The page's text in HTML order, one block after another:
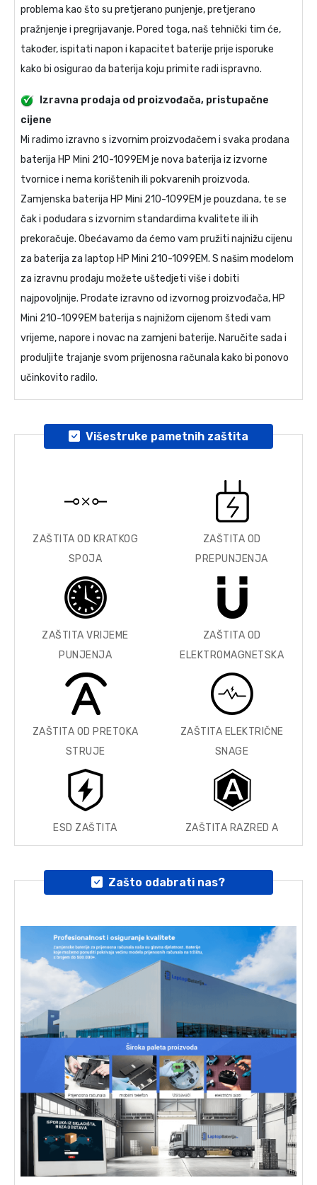
problema kao što su pretjerano punjenje, pretjerano
pražnjenje i pregrijavanje. Pored toga, naš tehnički tim će,
također, ispitati napon i kapacitet baterije prije isporuke
kako bi osigurao da baterija koju primite radi ispravno.
Izravna prodaja od proizvođača, pristupačne
cijene
Mi radimo izravno s izvornim proizvođačem i svaka prodana
baterija HP Mini 210-1099EM je nova baterija iz izvorne
tvornice i nema korištenih ili pokvarenih proizvoda.
Zamjenska baterija HP Mini 210-1099EM je pouzdana, te se
čak i podudara s izvornim standardima kvalitete ili ih
prekoračuje. Obećavamo da ćemo vam pružiti najnižu cijenu
za baterija za laptop HP Mini 210-1099EM. S našim modelom
za izravnu prodaju možete uštedjeti više i dobiti
najpovoljnije. Prodate izravno od izvornog proizvođača, HP
Mini 210-1099EM baterija s najnižom cijenom štedi vam
vrijeme, napore i novac na zamjeni baterije. Naručite sada i
produljite trajanje svom prijenosna računala kako bi ponovo
učinkovito radilo.
Višestruke pametnih zaštita
ZAŠTITA OD KRATKOG
SPOJA
ZAŠTITA OD
PREPUNJENJA
ZAŠTITA VRIJEME
PUNJENJA
ZAŠTITA OD
ELEKTROMAGNETSKA
ZAŠTITA OD PRETOKA
STRUJE
ZAŠTITA ELEKTRIČNE
SNAGE
ESD ZAŠTITA ZAŠTITA RAZRED A
Zašto odabrati nas?